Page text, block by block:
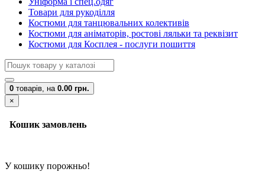
Товари для рукоділля
Костюми для танцювальних колективів
Костюми для аніматорів, ростові ляльки та реквізит
Костюми для Косплея - послуги пошиття
0 товарів, на 0.00 грн.
×
Кошик замовлень
У кошику порожньо!